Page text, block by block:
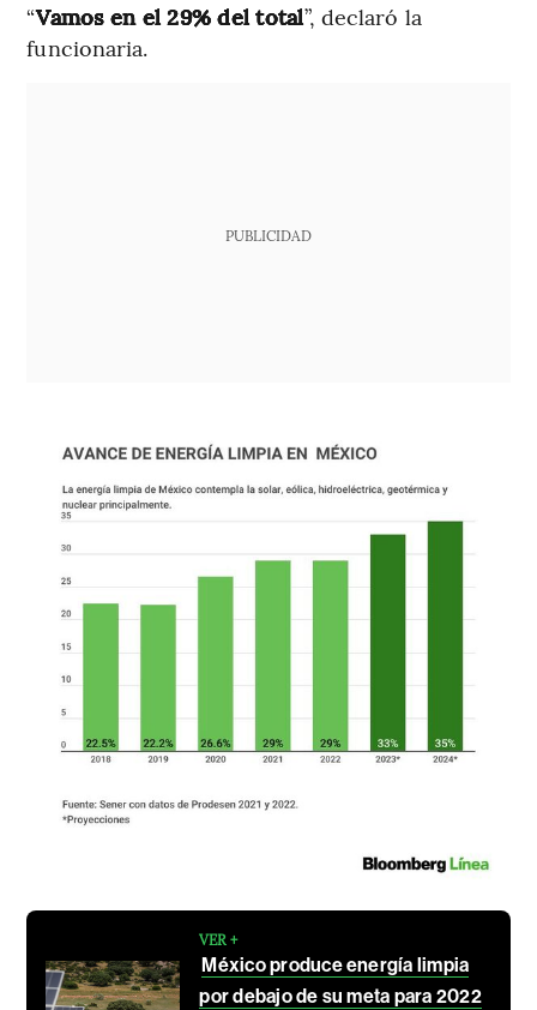
“Vamos en el 29% del total”, declaró la
funcionaria.
PUBLICIDAD
VER +
México produce energía limpia
por debajo de su meta para 2022